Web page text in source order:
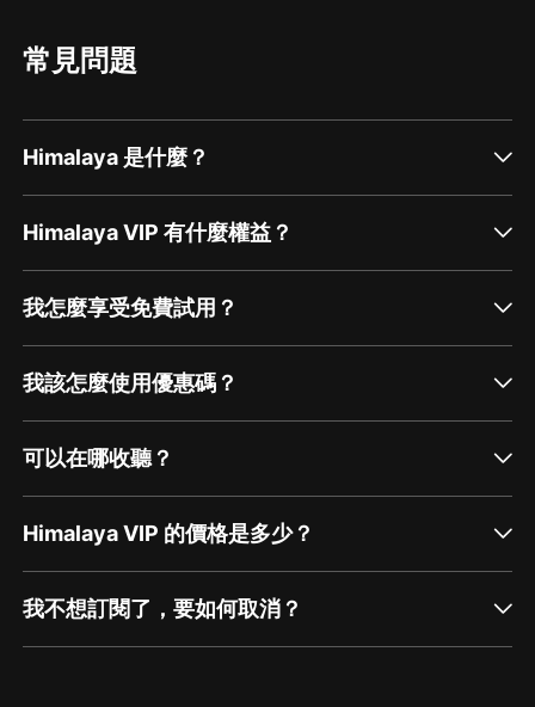
常見問題
Himalaya 是什麼？
Himalaya VIP 有什麼權益？
我怎麼享受免費試用？
我該怎麼使用優惠碼？
可以在哪收聽？
Himalaya VIP 的價格是多少？
我不想訂閱了，要如何取消？